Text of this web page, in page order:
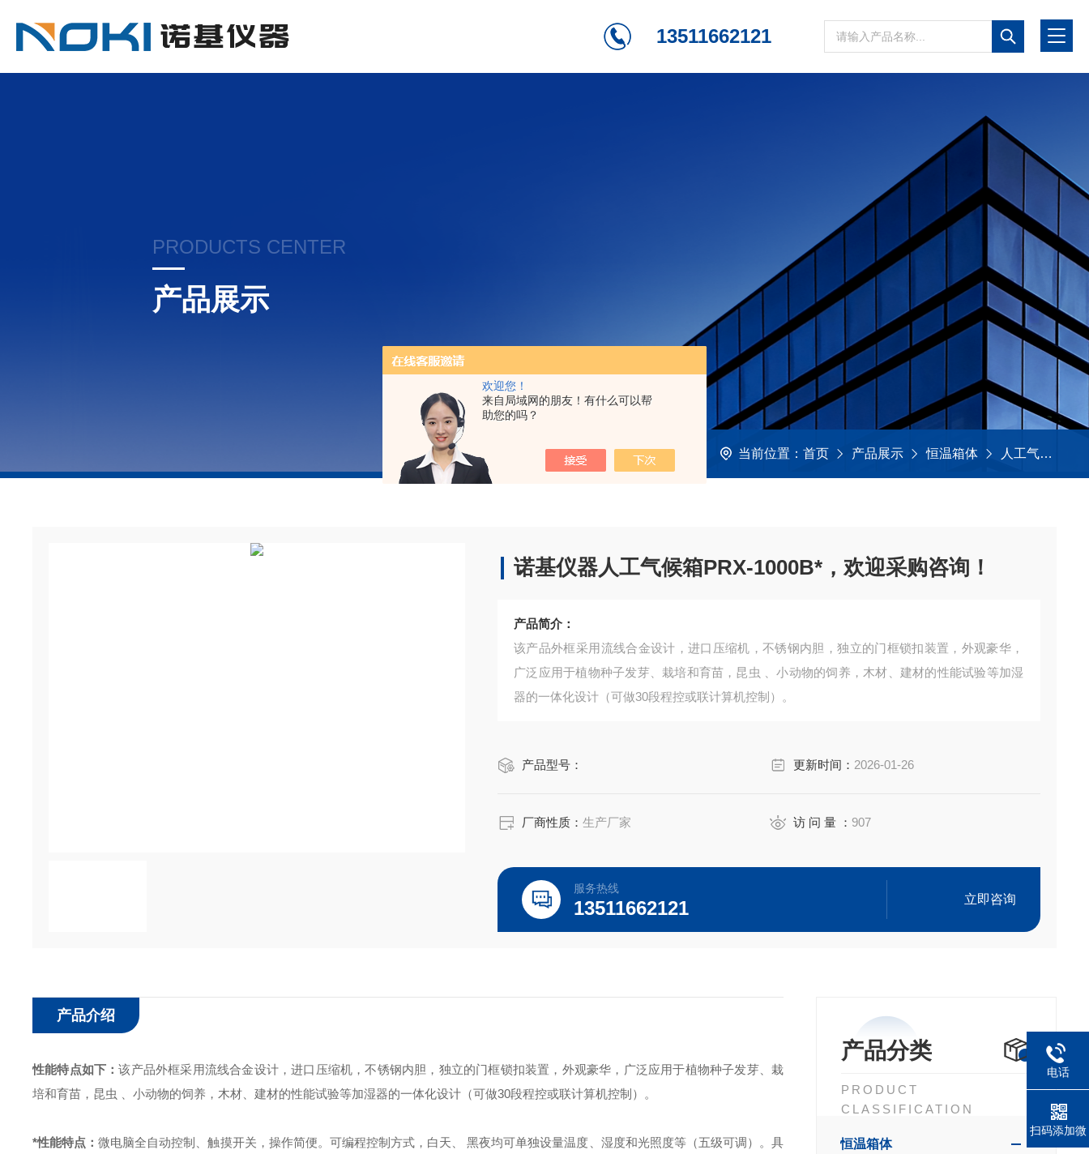
欢迎您！
来自局域网的朋友！有什么可以帮
助您的吗？
13511662121
PRODUCTS CENTER
产品展示
当前位置： 首页 产品展示 恒温箱体 人工气候箱
诺基仪器人工气候箱PRX-1000B*，欢迎采购咨询！
产品简介：
该产品外框采用流线合金设计，进口压缩机，不锈钢内胆，独立的门框锁扣装置，外观豪华，
广泛应用于植物种子发芽、栽培和育苗，昆虫 、小动物的饲养，木材、建材的性能试验等加湿
器的一体化设计（可做30段程控或联计算机控制）。
产品型号： 更新时间： 2026-01-26
厂商性质：生产厂家 访 问 量 ： 907
服务热线
13511662121 立即咨询
产品分类
PRODUCT
CLASSIFICATION
恒温箱体
产品介绍
性能特点如下：该产品外框采用流线合金设计，进口压缩机，不锈钢内胆，独立的门框锁扣装置，外观豪华，广泛应用于植物种子发芽、栽
培和育苗，昆虫 、小动物的饲养，木材、建材的性能试验等加湿器的一体化设计（可做30段程控或联计算机控制）。
*性能特点：微电脑全自动控制、触摸开关，操作简便。 可编程控制方式，白天、 黑夜均可单独设量温度、湿度和光照度等（五级可调）。 具
电话
扫码添加微
信